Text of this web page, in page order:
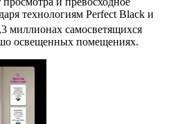
технологиям Perfect Black и
миллионах самосветящихся
освещенных помещениях.